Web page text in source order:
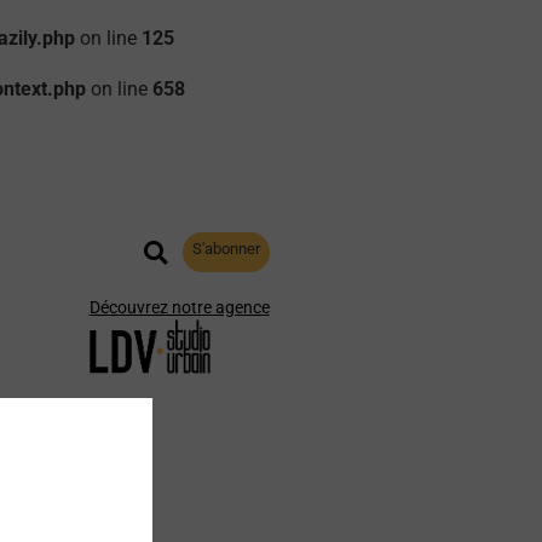
on line 125
on line 658
S'abonner
Découvrez notre agence